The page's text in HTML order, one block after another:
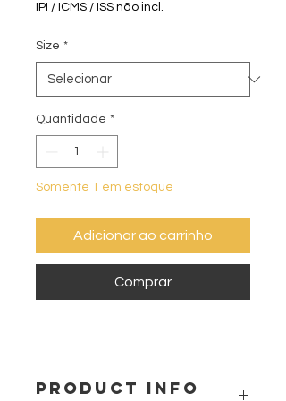
IPI / ICMS / ISS não incl.
Size *
Quantidade *
Somente 1 em estoque
Adicionar ao carrinho
Comprar
PRODUCT INFO